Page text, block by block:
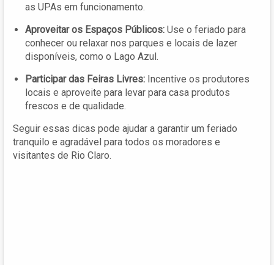
as UPAs em funcionamento.
Aproveitar os Espaços Públicos: Use o feriado para
conhecer ou relaxar nos parques e locais de lazer
disponíveis, como o Lago Azul.
Participar das Feiras Livres: Incentive os produtores
locais e aproveite para levar para casa produtos
frescos e de qualidade.
Seguir essas dicas pode ajudar a garantir um feriado
tranquilo e agradável para todos os moradores e
visitantes de Rio Claro.